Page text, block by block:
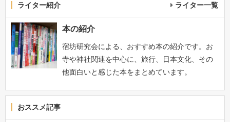
ライター紹介 ライター一覧
本の紹介
宿坊研究会による、おすすめ本の紹介です。お
寺や神社関連を中心に、旅行、日本文化、その
他面白いと感じた本をまとめています。
おススメ記事